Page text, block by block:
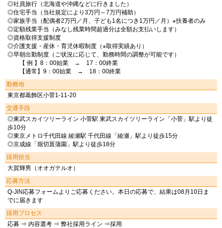
◎社員旅行（北海道や沖縄などに行きました）
◎住宅手当（当社規定により3万円～7万円補助）
◎家族手当（配偶者2万円／月、子ども1名につき1万円／月）※扶養者のみ
◎定額残業手当（みなし残業時間超過分は全額お支払いします）
◎資格取得支援制度
◎介護支援・産休・育児休暇制度（※取得実績あり）
◎早朝出勤制度（ご状況に応じて、勤務時間の調整が可能です）
【 例 】8：00始業 → 17：00終業
【通常】9：00始業 → 18：00終業
勤務地
東京都葛飾区小菅1-11-20
交通手段
◎東武スカイツリーライン 小菅駅 東武スカイツリーライン「小菅」駅より徒
歩10分
◎東京メトロ千代田線 綾瀬駅 千代田線「綾瀬」駅より徒歩15分
◎京成線「堀切菖蒲園」駅より徒歩18分
採用担当
大賀輝男（オオガテルオ）
応募方法
Q-JiN応募フォームよりご応募ください。本日の応募で、結果は08月10日ま
でに届きます
採用プロセス
応募 ⇒ 内容選考 ⇒ 弊社採用ライン ⇒採用